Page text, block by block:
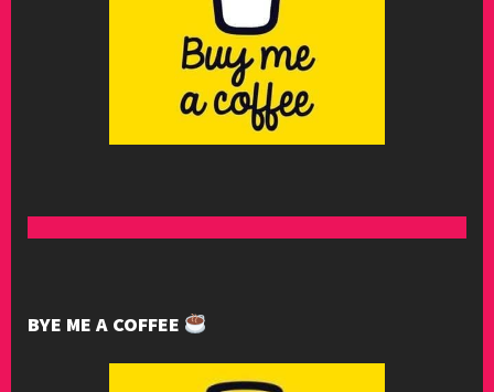
BYE ME A COFFEE